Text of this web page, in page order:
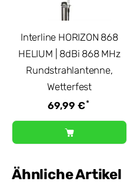
Interline HORIZON 868
HELIUM | 8dBi 868 MHz
Rundstrahlantenne,
Wetterfest
69,99 €*
Ähnliche Artikel